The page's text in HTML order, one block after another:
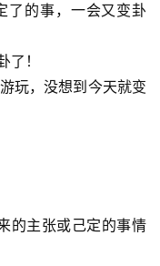
了的事，一会又变卦
！
玩，没想到今天就变
的主张或己定的事情